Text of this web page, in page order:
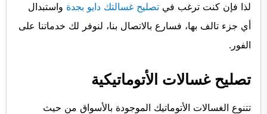
لذا فإن كنت ترغب في تصليح غسالتك دايو بجدة واستبدال
أي جزء تالف بها، فسارع بالاتصال بنا، لنوفر لك خدماتنا على
الفور.
تصليح غسالات الأتوماتيكية
تتنوع الغسالات الأتوماتيك الموجودة بالأسواق من حيث